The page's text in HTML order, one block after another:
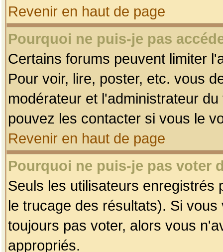
Revenir en haut de page
Pourquoi ne puis-je pas
Certains forums peuvent limiter
Pour voir, lire, poster, etc. vous
modérateur et l'administrateur
pouvez les contacter si vous le
Revenir en haut de page
Pourquoi ne puis-je pas voter
Seuls les utilisateurs enregistrés
le trucage des résultats). Si
toujours pas voter, alors vous
appropriés.